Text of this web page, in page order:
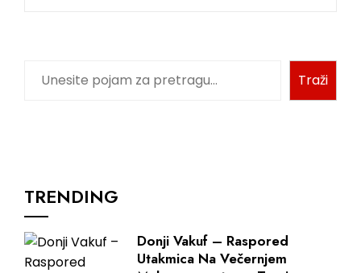
Traži
TRENDING
Donji Vakuf – Raspored
Utakmica Na Večernjem